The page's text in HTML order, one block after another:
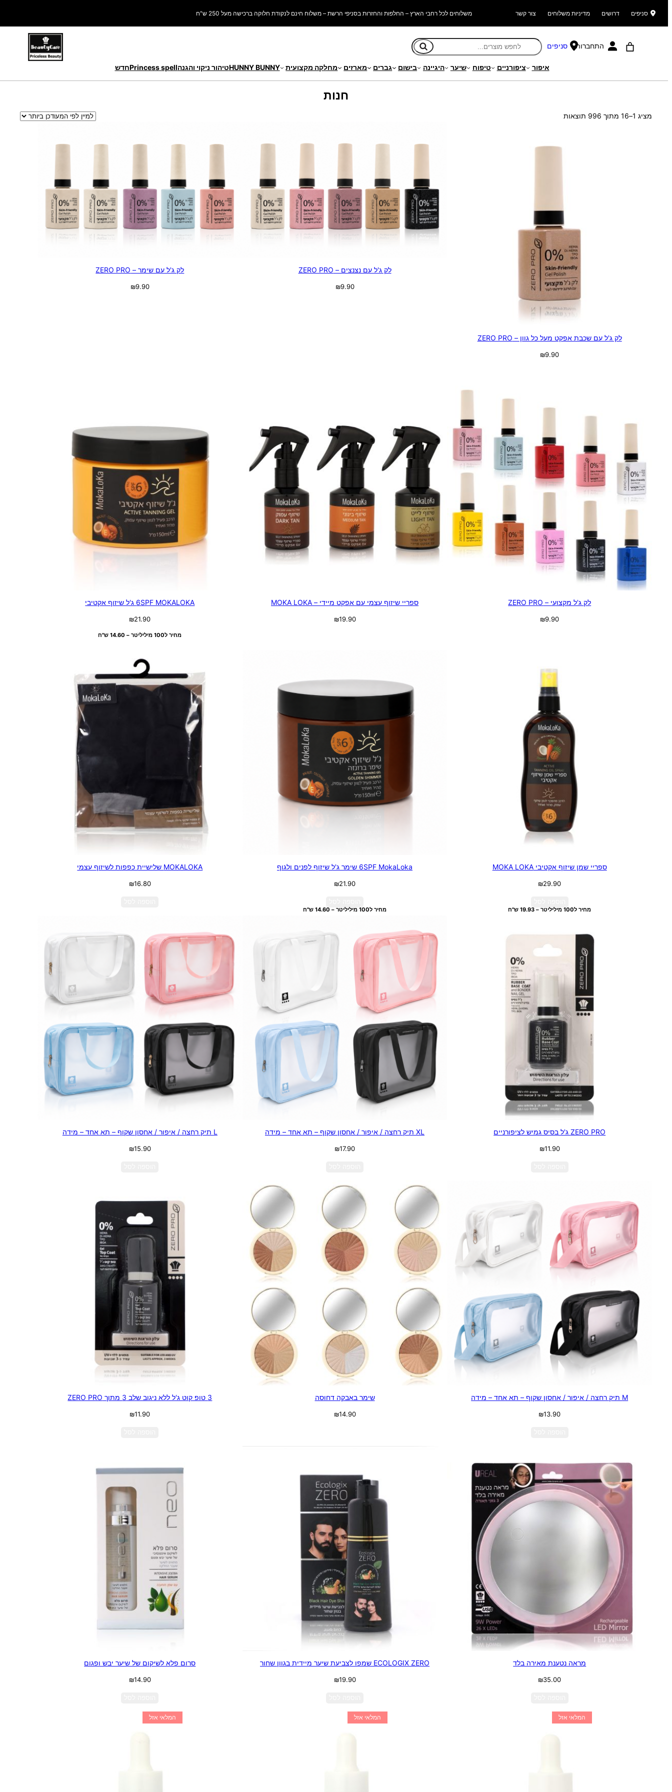
סניפים דרושים מדיניות משלוחים צור קשר משלוחים לכל רחבי הארץ – החלפות והחזרות בסניפי הרשת – משלוח חינם לנקודת חלוקה ברכישה מעל 250 ש"ח
התחברות סניפים
איפור ציפורניים טיפוח שיער היגיינה בישום גברים מארזים מחלקה מקצועית HUNNY BUNNYטיהור ניקוי והגנהPrincess spellחדש
חנות
מציג 1–16 מתוך 996 תוצאות
ממוין
העדכני
לק ג'ל עם שכבת אפקט מעל כל גוון – ZERO PRO
₪9.90
לק ג'ל עם נצנצים – ZERO PRO
₪9.90
לק ג'ל עם שימר – ZERO PRO
₪9.90
לק ג'ל מקצועי – ZERO PRO
₪9.90
ספריי שיזוף עצמי עם אפקט מיידי – MOKA LOKA
₪19.90
6SPF MOKALOKA ג'ל שיזוף אקטיבי
₪21.90
מחיר ל100 מיליליטר – 14.60 ש"ח
ספריי שמן שיזוף אקטיבי MOKA LOKA
₪29.90
מחיר ל100 מיליליטר – 19.93 ש"ח
6SPF MokaLoka שימר ג'ל שיזוף לפנים ולגוף
₪21.90
מחיר ל100 מיליליטר – 14.60 ש"ח
MOKALOKA שלישיית כפפות לשיזוף עצמי
₪16.80
ZERO PRO ג'ל בסיס גמיש לציפורניים
₪11.90
XL תיק רחצה / איפור / אחסון שקוף – תא אחד – מידה
₪17.90
L תיק רחצה / איפור / אחסון שקוף – תא אחד – מידה
₪15.90
M תיק רחצה / איפור / אחסון שקוף – תא אחד – מידה
₪13.90
שימר באבקה דחוסה
₪14.90
3 טופ קוט ג'ל ללא ניגוב שלב 3 מתוך ZERO PRO
₪11.90
מראה נטענת מאירה בלד
₪35.00
ECOLOGIX ZERO שמפו לצביעת שיער מיידית בגוון שחור
₪19.90
סרום פלא לשיקום של שיער יבש ופגום
₪14.90
המלאי אזל המלאי אזל המלאי אזל